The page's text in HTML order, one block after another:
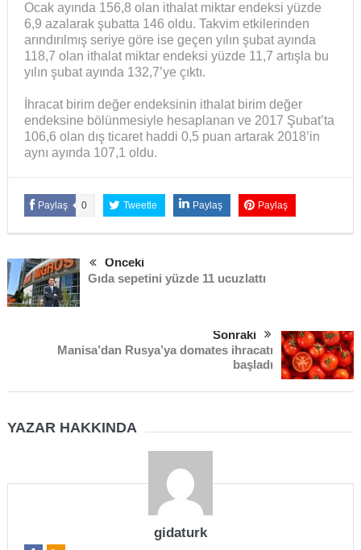
Ocak ayında 156,8 olan ithalat miktar endeksi yüzde
6,9 azalarak şubatta 146 oldu. Takvim etkilerinden
arındırılmış seriye göre ise geçen yılın şubat ayında
118,7 olan ithalat miktar endeksi yüzde 11,7 artışla bu
yılın şubat ayında 132,7’ye çıktı.
İhracat birim değer endeksinin ithalat birim değer
endeksine bölünmesiyle hesaplanan ve 2017 Şubat’ta
106,6 olan dış ticaret haddi 0,5 puan artarak 2018’in
aynı ayında 107,1 oldu.
Paylaş 0 Tweetle Paylaş Paylaş
Önceki
Gıda sepetini yüzde 11 ucuzlattı
Sonraki
Manisa’dan Rusya’ya domates ihracatı
başladı
YAZAR HAKKINDA
gidaturk